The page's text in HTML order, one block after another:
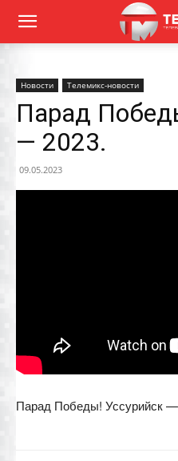
Новости Телемикс-новости
Парад
— 2023.
09.05.2023
Парад Победы! Уссурийск